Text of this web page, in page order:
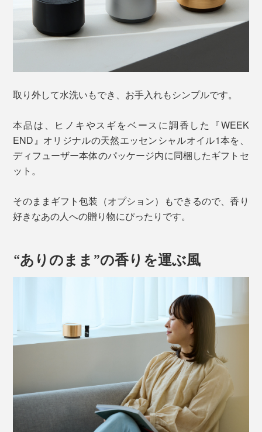
取り外して水洗いもでき、お手入れもシンプルです。
本品は、ヒノキやスギをベースに調香した『WEEK
END』オリジナルの天然エッセンシャルオイル1本を、
ディフューザー本体のパッケージ内に同梱したギフトセ
ット。
そのままギフト包装（オプション）もできるので、香り
好きなあの人への贈り物にぴったりです。
“ありのまま”の香りを運ぶ風